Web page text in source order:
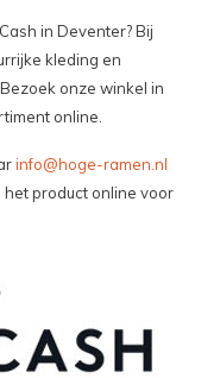
in Deventer? Bij
kleding en
onze winkel in
online.
info@hoge-ramen.nl
het product online voor